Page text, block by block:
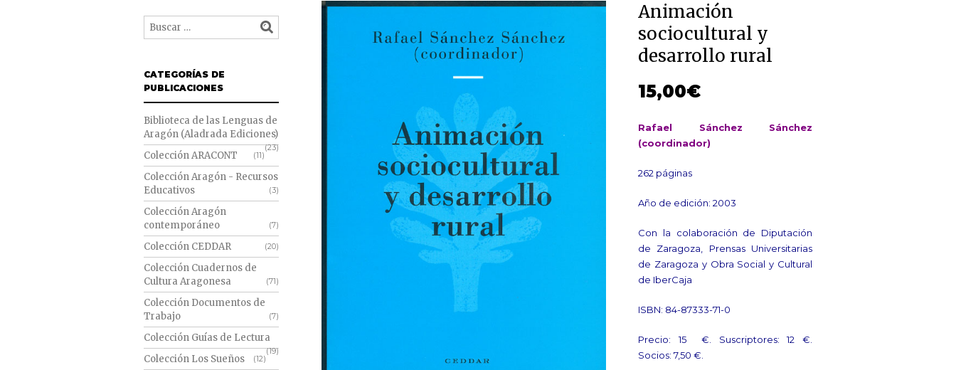
Animación
sociocultural y
desarrollo rural
15,00€
Rafael Sánchez Sánchez
(coordinador)
262 páginas
Año de edición: 2003
Con la colaboración de Diputación
de Zaragoza, Prensas Universitarias
de Zaragoza y Obra Social y Cultural
de IberCaja
ISBN: 84-87333-71-0
Precio: 15 €. Suscriptores: 12 €.
Socios: 7,50 €.
CATEGORÍAS DE
PUBLICACIONES
Biblioteca de las Lenguas de
Aragón (Aladrada Ediciones)
(23)
Colección ARACONT (11)
Colección Aragón - Recursos
Educativos
(3)
Colección Aragón
contemporáneo
(7)
Colección CEDDAR (20)
Colección Cuadernos de
Cultura Aragonesa
(71)
Colección Documentos de
Trabajo
(7)
Colección Guías de Lectura
(19)
Colección Los Sueños (12)